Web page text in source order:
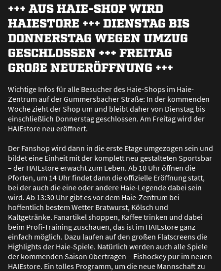
+++ AUS HAIE-SHOP WIRD
HAIESTORE +++ DIENSTAG BIS
DONNERSTAG WEGEN UMZUG
GESCHLOSSEN +++ FREITAG
GROßE NEUERÖFFNUNG +++
Wichtige Infos für alle Besucher des Haie-Shops im Haie-
Zentrum auf der Gummersbacher Straße: In der kommenden
Woche zieht der Shop um und bleibt daher von Dienstag bis
einschließlich Donnerstag geschlossen. Am Freitag wird der
HAIEstore neu eröffnert.
Der Fanshop wird dann in die erste Etage umgezogen sein und
bildet eine Einheit mit der komplett neu gestalteten Sportsbar
– der HAIEstore erwacht zum Leben. Ab 10 Uhr öffnen die
Pforten, um 14 Uhr findet dann die offizielle Eröffnung statt,
bei der auch die eine oder andere Haie-Legende dabei sein
wird. Ab 13:30 Uhr gibt es vor dem Haie-Zentrum bei
hoffentlich bestem Wetter Bratwurst, Kölsch und
Kaltgetränke. Fanartikel shoppen, Kaffee trinken und dabei
beim Profi-Training zuschauen, das ist im HAIEstore ganz
einfach möglich. Dazu laufen auf den großen Flatscreens die
Highlights der Haie-Spiele. Natürlich werden auch alle Spiele
der kommenden Saison übertragen – Eishockey pur im neuen
HAIEstore. Ein tolles Programm, um die neue Mannschaft zu